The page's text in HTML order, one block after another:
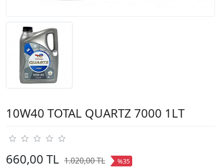
10W40 TOTAL QUARTZ 7000 1LT
660,00 TL 1.020,00 TL %35